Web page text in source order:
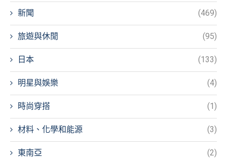
新聞 (469)
旅遊與休閒 (95)
日本 (133)
明星與娛樂 (4)
時尚穿搭 (1)
材料、化學和能源 (3)
東南亞 (2)